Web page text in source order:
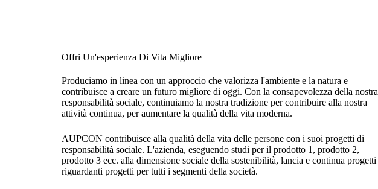
Offri Un'esperienza Di Vita Migliore
Produciamo in linea con un approccio che valorizza l'ambiente e la natura e
contribuisce a creare un futuro migliore di oggi. Con la consapevolezza della nostra
responsabilità sociale, continuiamo la nostra tradizione per contribuire alla nostra
attività continua, per aumentare la qualità della vita moderna.
AUPCON contribuisce alla qualità della vita delle persone con i suoi progetti di
responsabilità sociale. L'azienda, eseguendo studi per il prodotto 1, prodotto 2,
prodotto 3 ecc. alla dimensione sociale della sostenibilità, lancia e continua progetti
riguardanti progetti per tutti i segmenti della società.